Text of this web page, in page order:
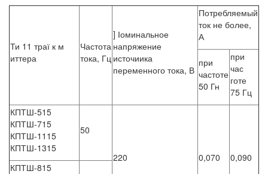
Ти 11 траї к м
иттера
Частота
тока, Гц
] Іоминальное
напряжение
источиика
переменного тока, В
Потребляемый
ток не более,
А
при
частоте
50 Гн
при
час
готе
75 Гц
КПТШ-515
КПТШ-715
КПТШ-1115
КПТШ-1315
50
220 0,070
0,090
КПТШ-815